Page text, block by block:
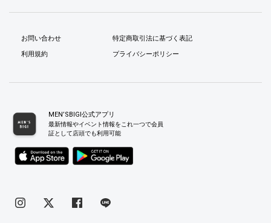
お問い合わせ
利用規約
特定商取引法に基づく表記
プライバシーポリシー
MEN’SBIGI公式アプリ
最新情報やイベント情報をこれ一つで会員
証として店頭でも利用可能